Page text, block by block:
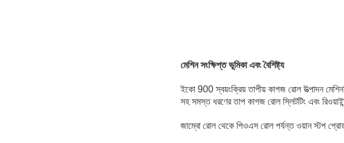
মেশিন সংক্ষিপ্ত ভূমিকা এবং বৈশিষ্ট্য
ইকো 900 স্বয়ংক্রিয় তাপীয় কাগজ রোল উত্পাদন
সহ সমস্ত ধরণের তাপ কাগজ রোল স্লিটটিং এবং
জাম্বো রোল থেকে পিওএস রোল পর্যন্ত ওয়ান স্টপ